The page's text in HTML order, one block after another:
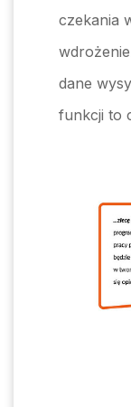
czekania
dane
funkcji to